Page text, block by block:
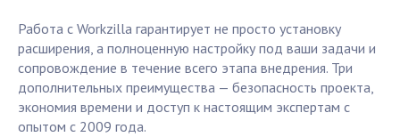
Работа с Workzilla гарантирует не просто установку
расширения, а полноценную настройку под ваши задачи и
сопровождение в течение всего этапа внедрения. Три
дополнительных преимущества — безопасность проекта,
экономия времени и доступ к настоящим экспертам с
опытом с 2009 года.